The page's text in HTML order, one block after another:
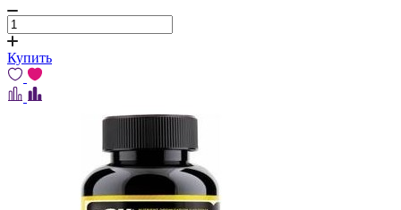
Купить